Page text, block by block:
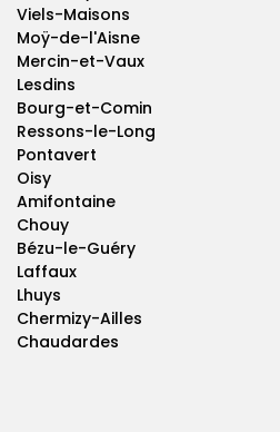
Viels-Maisons
Moÿ-de-l'Aisne
Mercin-et-Vaux
Lesdins
Bourg-et-Comin
Ressons-le-Long
Pontavert
Oisy
Amifontaine
Chouy
Bézu-le-Guéry
Laffaux
Lhuys
Chermizy-Ailles
Chaudardes